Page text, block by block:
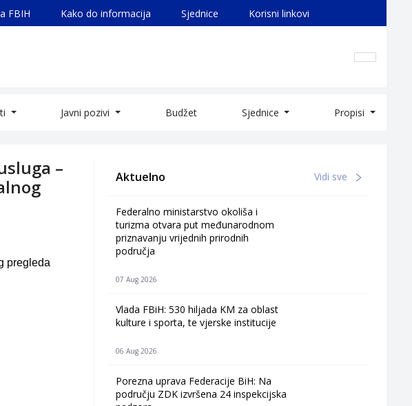
FBIH Kako do informacija Sjednice Korisni linkovi
Javni pozivi Budžet Sjednice Propisi
–
pregleda
Aktuelno Vidi sve
Federalno ministarstvo okoliša i
turizma otvara put međunarodnom
priznavanju vrijednih prirodnih
područja
07 Aug 2026
Vlada FBiH: 530 hiljada KM za oblast
kulture i sporta, te vjerske institucije
06 Aug 2026
Porezna uprava Federacije BiH: Na
području ZDK izvršena 24 inspekcijska